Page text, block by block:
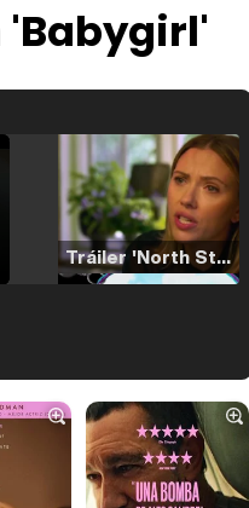
'Babygirl'
Tráiler 'North Star' (2023)
Tráiler en español de 'La isla olvidada'